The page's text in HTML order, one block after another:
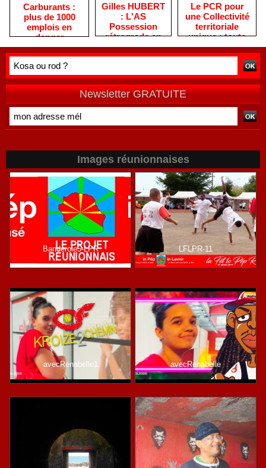
Carburants :
plus de 1000
emplois en
danger
Gilles HUBERT
: L'AS
Possession
rétrograde en
deuxième
division
Le PCR pour
une Collectivité
territoriale
unique : toute
autre prise de
position ne peut
qu'individuelle
Newsletter GRATUITE
Images réunionnaises
Banderole5-LPR LFLPR-11
avecRenabelle1 avecRenabelle